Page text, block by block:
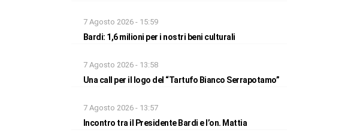
7 Agosto 2026 - 15:59
Bardi: 1,6 milioni per i nostri beni culturali
7 Agosto 2026 - 13:58
Una call per il logo del “Tartufo Bianco Serrapotamo”
7 Agosto 2026 - 13:57
Incontro tra il Presidente Bardi e l’on. Mattia